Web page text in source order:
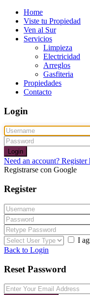
Home
Viste tu Propiedad
Ven al Sur
Servicios
Limpieza
Electricidad
Arreglos
Gasfiteria
Propiedades
Contacto
Login
Login
Need an account? Register
Registrarse con Google
Register
I
Back to Login
Reset Password